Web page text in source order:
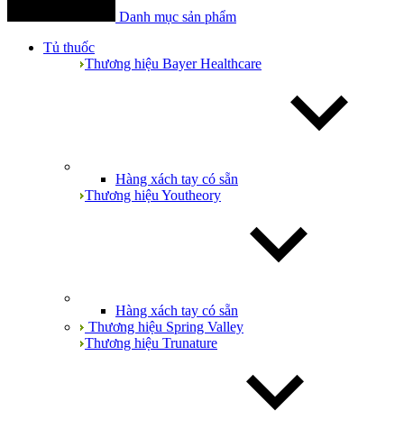
Danh mục sản phẩm
Tủ thuốc
Thương hiệu Bayer Healthcare
Hàng xách tay có sẵn
Thương hiệu Youtheory
Hàng xách tay có sẵn
Thương hiệu Spring Valley
Thương hiệu Trunature